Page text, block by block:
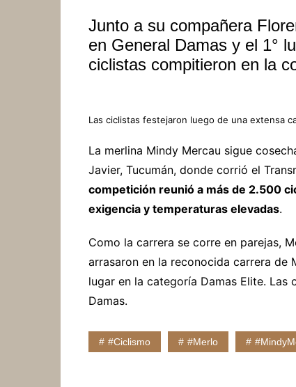
Junto a su compañera
en General Damas y el 1°
ciclistas compitieron en la
Las ciclistas festejaron luego de una extensa
La merlina Mindy Mercau sigue
Javier, Tucumán, donde corrió el
competición reunió a más de 2.500
exigencia y temperaturas elevadas.
Como la carrera se corre en parejas,
arrasaron en la reconocida carrera de
lugar en la categoría Damas Elite. Las
Damas.
#Ciclismo #merlo